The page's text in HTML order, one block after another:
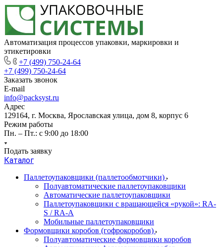
Автоматизация процессов упаковки, маркировки и
этикетировки
+7 (499) 750-24-64
+7 (499) 750-24-64
Заказать звонок
E-mail
info@packsyst.ru
Адрес
129164, г. Москва, Ярославская улица, дом 8, корпус 6
Режим работы
Пн. – Пт.: с 9:00 до 18:00
Подать заявку
Каталог
Паллетоупаковщики (паллетообмотчики)
Полуавтоматические паллетоупаковщики
Автоматические паллетоупаковщики
Паллетоупаковщики с вращающейся «рукой»: RA-
S / RA-A
Мобильные паллетоупаковщики
Формовщики коробов (гофрокоробов)
Полуавтоматические формовщики коробов